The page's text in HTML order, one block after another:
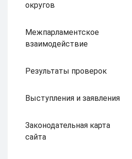
округов
Межпарламентское
взаимодействие
Результаты проверок
Выступления и заявления
Законодательная карта
сайта